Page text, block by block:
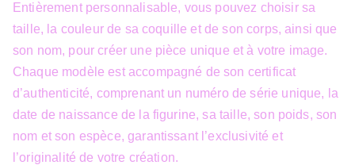
Entièrement personnalisable, vous pouvez choisir sa
taille, la couleur de sa coquille et de son corps, ainsi que
son nom, pour créer une pièce unique et à votre image.
Chaque modèle est accompagné de son certificat
d’authenticité, comprenant un numéro de série unique, la
date de naissance de la figurine, sa taille, son poids, son
nom et son espèce, garantissant l’exclusivité et
l’originalité de votre création.